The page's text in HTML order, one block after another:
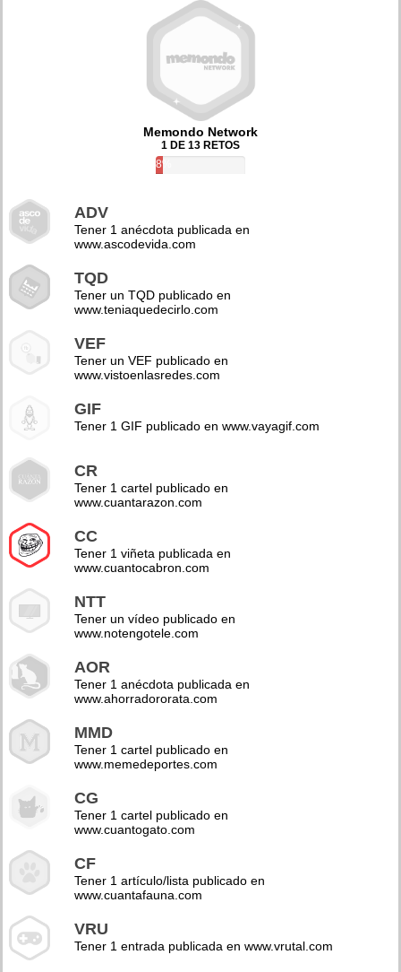
Memondo Network
1 DE 13 RETOS
8%
ADV
Tener 1 anécdota publicada en
www.ascodevida.com
TQD
Tener un TQD publicado en
www.teniaquedecirlo.com
VEF
Tener un VEF publicado en
www.vistoenlasredes.com
GIF
Tener 1 GIF publicado en www.vayagif.com
CR
Tener 1 cartel publicado en
www.cuantarazon.com
CC
Tener 1 viñeta publicada en
www.cuantocabron.com
NTT
Tener un vídeo publicado en
www.notengotele.com
AOR
Tener 1 anécdota publicada en
www.ahorradororata.com
MMD
Tener 1 cartel publicado en
www.memedeportes.com
CG
Tener 1 cartel publicado en
www.cuantogato.com
CF
Tener 1 artículo/lista publicado en
www.cuantafauna.com
VRU
Tener 1 entrada publicada en www.vrutal.com